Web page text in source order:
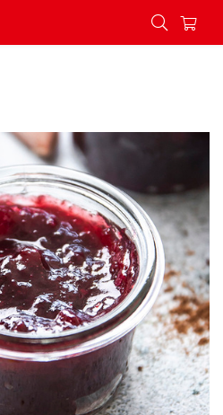
- Recepti - Konzum